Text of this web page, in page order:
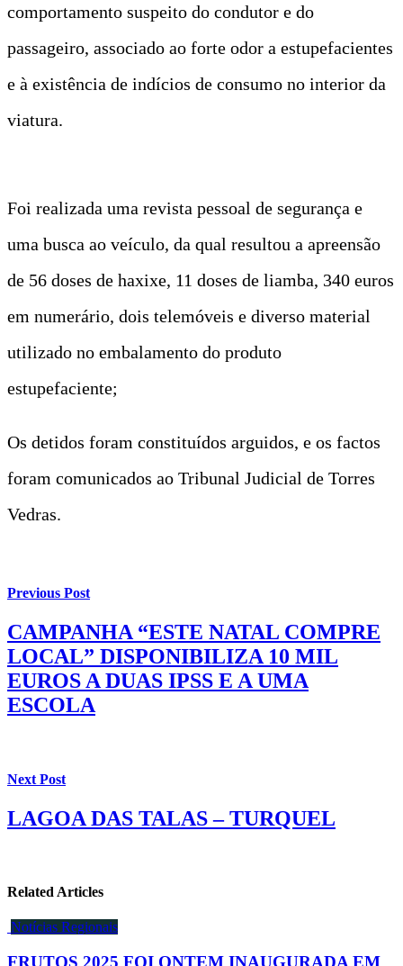
comportamento suspeito do condutor e do
passageiro, associado ao forte odor a estupefacientes
e à existência de indícios de consumo no interior da
viatura.
Foi realizada uma revista pessoal de segurança e
uma busca ao veículo, da qual resultou a apreensão
de 56 doses de haxixe, 11 doses de liamba, 340 euros
em numerário, dois telemóveis e diverso material
utilizado no embalamento do produto
estupefaciente;
Os detidos foram constituídos arguidos, e os factos
foram comunicados ao Tribunal Judicial de Torres
Vedras.
Previous Post
CAMPANHA “ESTE NATAL COMPRE
LOCAL” DISPONIBILIZA 10 MIL
EUROS A DUAS IPSS E A UMA
ESCOLA
Next Post
LAGOA DAS TALAS – TURQUEL
Related Articles
Notícias Regionais
FRUTOS 2025 FOI ONTEM INAUGURADA EM